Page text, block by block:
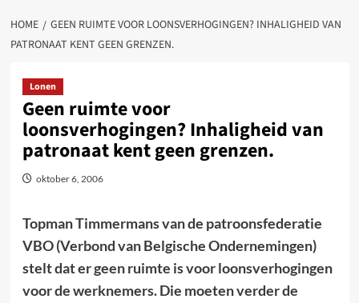
HOME
GEEN RUIMTE VOOR LOONSVERHOGINGEN? INHALIGHEID VAN
PATRONAAT KENT GEEN GRENZEN.
Lonen
Geen ruimte voor
loonsverhogingen? Inhaligheid van
patronaat kent geen grenzen.
oktober 6, 2006
Topman Timmermans van de patroonsfederatie
VBO (Verbond van Belgische Ondernemingen)
stelt dat er geen ruimte is voor loonsverhogingen
voor de werknemers. Die moeten verder de